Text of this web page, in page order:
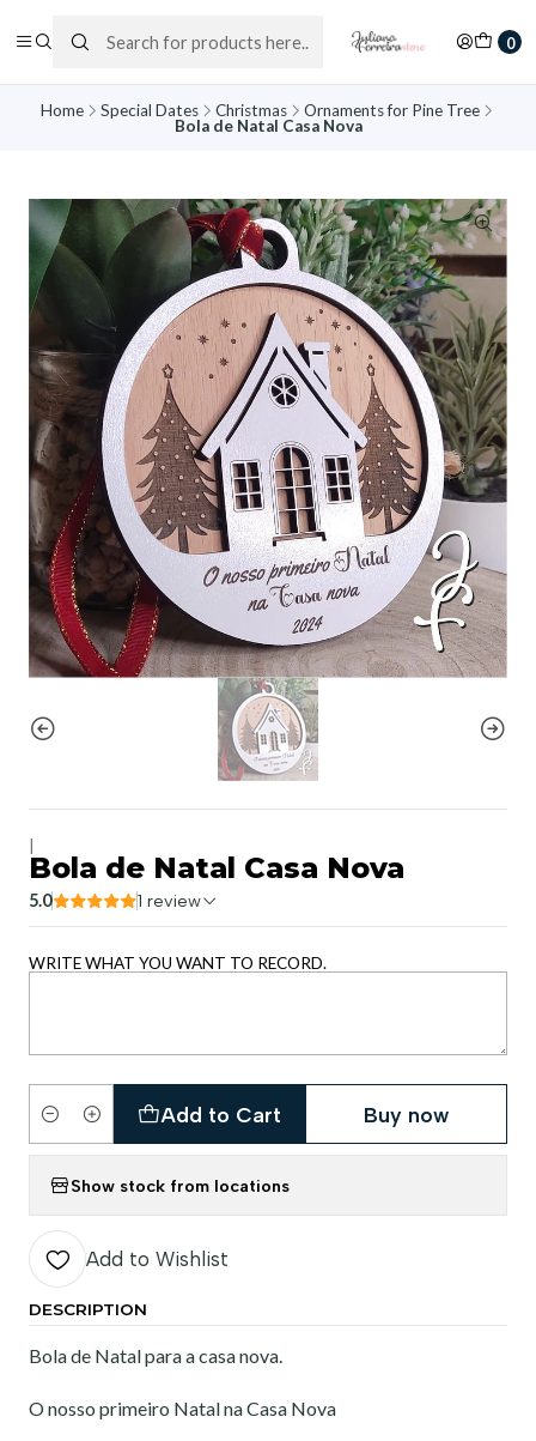
0
Home Special Dates Christmas
Ornaments for Pine Tree
Bola de Natal Casa Nova
Bola de Natal Casa Nova
5.0 1 review
WRITE WHAT YOU WANT TO RECORD.
Quantity
Add to Cart Buy now
Show stock from locations
Add to Wishlist
DESCRIPTION
Bola de Natal para a casa nova.
O nosso primeiro Natal na Casa Nova